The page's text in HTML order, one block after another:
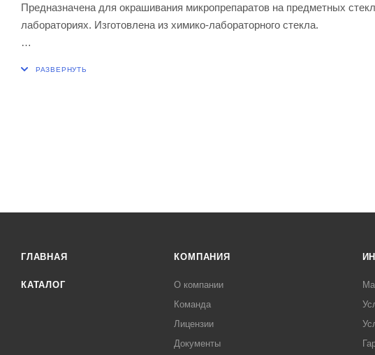
Предназначена для окрашивания микропрепаратов на предметных
лабораториях. Изготовлена из химико-лабораторного стекла.
ГЛАВНАЯ
КАТАЛОГ
КОМПАНИЯ
О компании
Команда
Лицензии
Документы